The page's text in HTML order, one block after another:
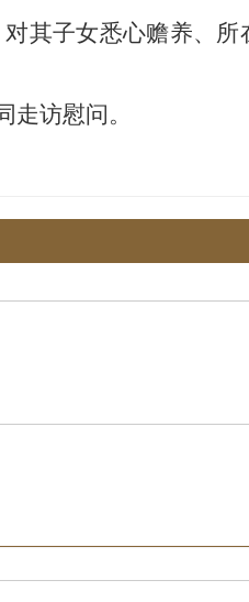
其子女悉心赡养、
访慰问。